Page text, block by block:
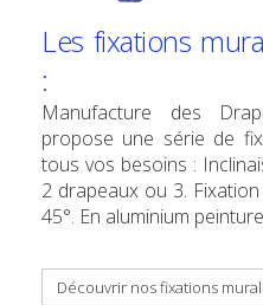
Les fixations
:
Manufacture des
propose une série de
tous vos besoins :
2 drapeaux ou 3.
45°. En aluminium
Découvrir nos fixations